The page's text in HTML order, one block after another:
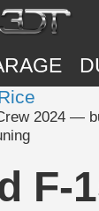
2024 —
F-